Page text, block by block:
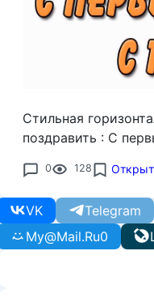
Стильная
поздравить : С
0 128
VK Telegram
My@Mail.Ru0